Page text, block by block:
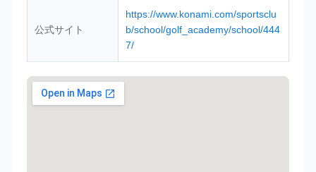
公式サイト
https://www.konami.com/sportsclu
b/school/golf_academy/school/444
7/